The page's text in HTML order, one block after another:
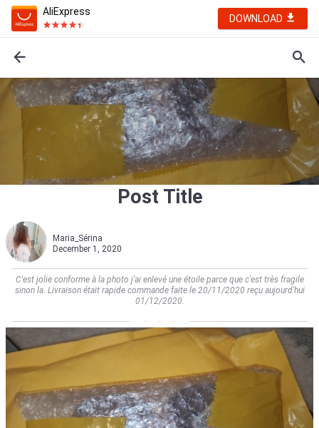
AliExpress
DOWNLOAD
Post Title
Maria_Sérina
December 1, 2020
C'est jolie conforme à la photo j'ai enlevé une étoile parce que c'est très fragile
sinon la. Livraison était rapide commande faite le 20/11/2020 reçu aujourd'hui
01/12/2020.